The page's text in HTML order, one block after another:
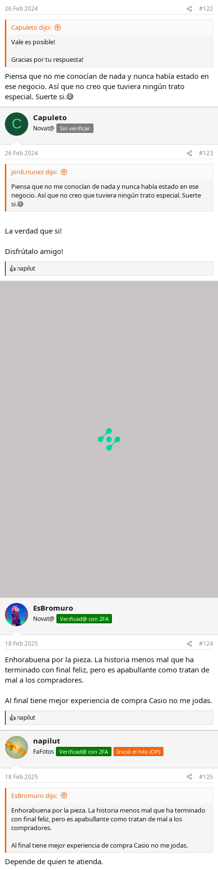
26 Feb 2024 #122
Capuleto dijo:
Vale es posible!
Gracias por tu respuesta!
Piensa que no me conocían de nada y nunca había estado en
ese negocio. Así que no creo que tuviera ningún trato
especial. Suerte si.😅
C Capuleto
Novat@ Sin verificar
26 Feb 2024 #123
jordi.nunez dijo:
Piensa que no me conocían de nada y nunca había estado en ese
negocio. Así que no creo que tuviera ningún trato especial. Suerte
si.😅
La verdad que si!
Disfrútalo amigo!
R
e
napilut
EsBromuro
Novat@ Verificad@ con 2FA
18 Feb 2025 #124
Enhorabuena por la pieza. La historia menos mal que ha
terminado con final feliz, pero es apabullante como tratan de
mal a los compradores.
Al final tiene mejor experiencia de compra Casio no me jodas.
R
e
a
c
c
o
n
e
napilut
napilut
FaFotos Verificad@ con 2FA Inició el hilo (OP)
18 Feb 2025 #125
EsBromuro dijo:
Enhorabuena por la pieza. La historia menos mal que ha terminado
con final feliz, pero es apabullante como tratan de mal a los
compradores.
Al final tiene mejor experiencia de compra Casio no me jodas.
Depende de quien te atienda.